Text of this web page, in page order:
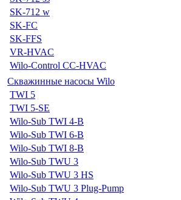
SK-712 w
SK-FC
SK-FFS
VR-HVAC
Wilo-Control CC-HVAC
Скважинные насосы Wilo
TWI 5
TWI 5-SE
Wilo-Sub TWI 4-B
Wilo-Sub TWI 6-B
Wilo-Sub TWI 8-B
Wilo-Sub TWU 3
Wilo-Sub TWU 3 HS
Wilo-Sub TWU 3 Plug-Pump